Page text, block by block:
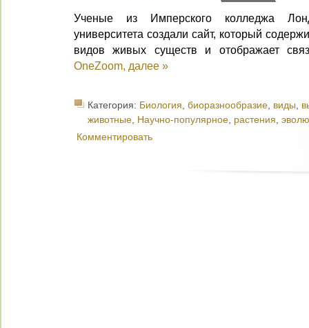
Ученые из Имперского колледжа
университета создали сайт, который
видов живых существ и отображает
OneZoom, далее »
Категория: Биология, биоразнообразие, виды,
животные, Научно-популярное, растения,
Комментировать